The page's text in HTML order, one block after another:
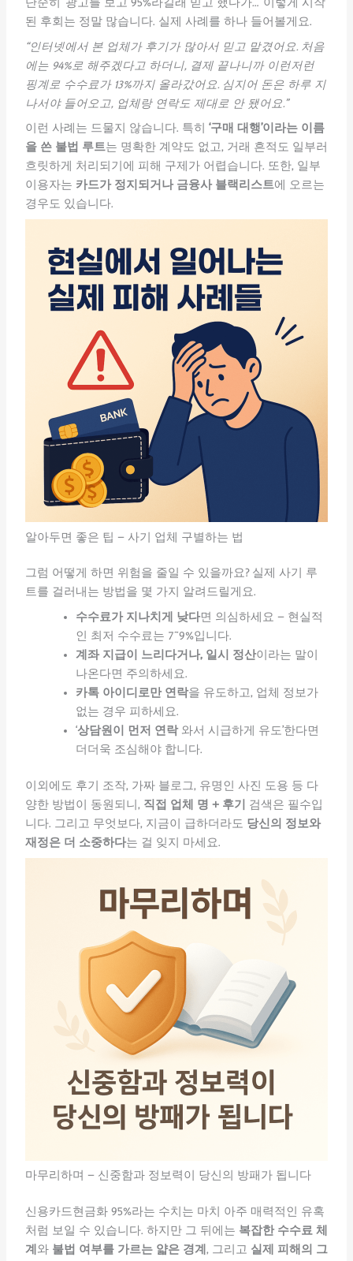
단순히 ‘광고를 보고 95%라길래 믿고 했다가…’ 이렇게 시작
된 후회는 정말 많습니다. 실제 사례를 하나 들어볼게요.
“인터넷에서 본 업체가 후기가 많아서 믿고 맡겼어요. 처음
에는 94%로 해주겠다고 하더니, 결제 끝나니까 이런저런
핑계로 수수료가 13%까지 올라갔어요. 심지어 돈은 하루 지
나서야 들어오고, 업체랑 연락도 제대로 안 됐어요.”
이런 사례는 드물지 않습니다. 특히 ‘구매 대행’이라는 이름
을 쓴 불법 루트는 명확한 계약도 없고, 거래 흔적도 일부러
흐릿하게 처리되기에 피해 구제가 어렵습니다. 또한, 일부
이용자는 카드가 정지되거나 금융사 블랙리스트에 오르는
경우도 있습니다.
알아두면 좋은 팁 – 사기 업체 구별하는 법
그럼 어떻게 하면 위험을 줄일 수 있을까요? 실제 사기 루
트를 걸러내는 방법을 몇 가지 알려드릴게요.
수수료가 지나치게 낮다면 의심하세요 – 현실적
인 최저 수수료는 7~9%입니다.
계좌 지급이 느리다거나, 일시 정산이라는 말이
나온다면 주의하세요.
카톡 아이디로만 연락을 유도하고, 업체 정보가
없는 경우 피하세요.
‘상담원이 먼저 연락와서 시급하게 유도’한다면
더더욱 조심해야 합니다.
이외에도 후기 조작, 가짜 블로그, 유명인 사진 도용 등 다
양한 방법이 동원되니, 직접 업체 명 + 후기
검색은 필수입
니다. 그리고 무엇보다, 지금이 급하더라도 당신의 정보와
재정은 더 소중하다는 걸 잊지 마세요.
마무리하며 – 신중함과 정보력이 당신의 방패가 됩니다
신용카드현금화 95%라는 수치는 마치 아주 매력적인 유혹
처럼 보일 수 있습니다. 하지만 그 뒤에는 복잡한 수수료 체
계 와 불법 여부를 가르는 얇은 경계 , 그리고 실제 피해의 그